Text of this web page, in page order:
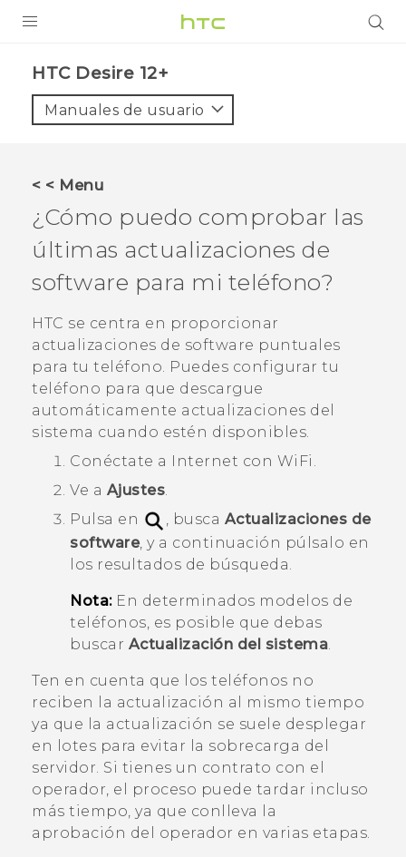
VIVE
VIVERSE
AYUDA
Dispositivos y accesorios HTC
Iniciar sesión
HTC Desire 12+‎
Manuales de usuario
< < Menu
¿Cómo puedo comprobar las
últimas actualizaciones de
software para mi teléfono?
HTC se centra en proporcionar
actualizaciones de software puntuales
para tu teléfono. Puedes configurar tu
teléfono para que descargue
automáticamente actualizaciones del
sistema cuando estén disponibles.
Conéctate a Internet con WiFi .
Ve a Ajustes.
Pulsa en
, busca Actualizaciones de
software, y a continuación púlsalo en
los resultados de búsqueda.
Nota:En determinados modelos de
teléfonos, es posible que debas
buscar Actualización del sistema
Ten en cuenta que los teléfonos no
reciben la actualización al mismo tiempo
ya que la actualización se suele desplegar
en lotes para evitar la sobrecarga del
servidor. Si tienes un contrato con el
operador, el proceso puede tardar incluso
más tiempo, ya que conlleva la
aprobación del operador en varias etapas.